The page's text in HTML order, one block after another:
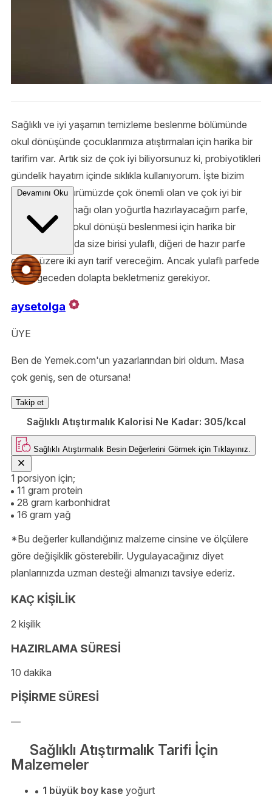
Sağlıklı ve iyi yaşamın temizleme beslenme bölümünde
okul dönüşünde çocuklarımıza atıştırmaları için harika bir
tarifim var. Artık siz de çok iyi biliyorsunuz ki, probiyotikleri
gündelik hayatım içinde sıklıkla kullanıyorum. İşte bizim
beslenme kültürümüzde çok önemli olan ve çok iyi bir
probiyotik kaynağı olan yoğurtla hazırlayacağım parfe,
çocuklarınızın okul dönüşü beslenmesi için harika bir
alternatif. Burada size birisi yulaflı, diğeri de hazır parfe
olmak üzere iki ayrı tarif vereceğim. Ancak yulaflı parfede
yulafı geceden dolapta bekletmeniz gerekiyor.
Devamını Oku
aysetolga
ÜYE
Ben de Yemek.com'un yazarlarından biri oldum. Masa
çok geniş, sen de otursana!
Takip et
Sağlıklı Atıştırmalık Kalorisi Ne Kadar: 305/kcal
Sağlıklı Atıştırmalık Besin Değerlerini Görmek için Tıklayınız.
1 porsiyon için;
11 gram protein
28 gram karbonhidrat
16 gram yağ
*Bu değerler kullandığınız malzeme cinsine ve ölçülere
göre değişiklik gösterebilir. Uygulayacağınız diyet
planlarınızda uzman desteği almanızı tavsiye ederiz.
KAÇ KİŞİLİK
2 kişilik
HAZIRLAMA SÜRESİ
10 dakika
PİŞİRME SÜRESİ
—
Sağlıklı Atıştırmalık Tarifi İçin
Malzemeler
1 büyük boy kase yoğurt